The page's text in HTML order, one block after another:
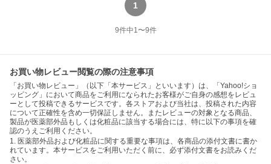
1
9件中1〜9件
お買い物レビュー閲覧の際の注意事項
「お買い物レビュー」（以下「本サービス」といいます）は、「Yahoo!ショ
ッピング」において商品をご利用になられたお客様がご自身の感想をレビュ
ーとして投稿できるサービスです。各ストアおよび当社は、投稿された内容
について正確性を含め一切保証しません。またレビューの対象となる商品、
製品が医薬部外品もしくは化粧品に該当する場合には、特に以下の事項を確
認のうえご利用ください。
1. 医薬部外品および化粧品に関する重要な事項は、各商品の添付文書に書か
れています。本サービスをご利用いただく前に、必ず添付文書をお読みくだ
さい。